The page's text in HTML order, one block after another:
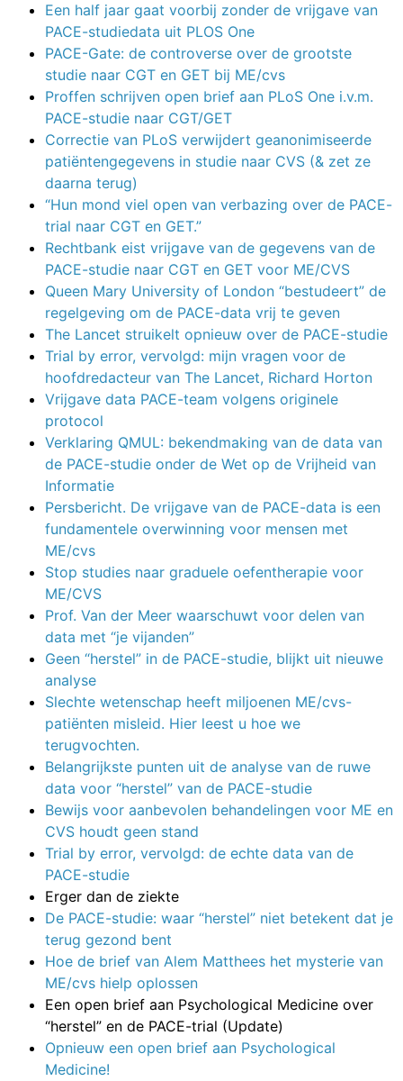
Een half jaar gaat voorbij zonder de vrijgave van
PACE-studiedata uit PLOS One
PACE-Gate: de controverse over de grootste
studie naar CGT en GET bij ME/cvs
Proffen schrijven open brief aan PLoS One i.v.m.
PACE-studie naar CGT/GET
Correctie van PLoS verwijdert geanonimiseerde
patiëntengegevens in studie naar CVS (& zet ze
daarna terug)
“Hun mond viel open van verbazing over de PACE-
trial naar CGT en GET.”
Rechtbank eist vrijgave van de gegevens van de
PACE-studie naar CGT en GET voor ME/CVS
Queen Mary University of London “bestudeert” de
regelgeving om de PACE-data vrij te geven
The Lancet struikelt opnieuw over de PACE-studie
Trial by error, vervolgd: mijn vragen voor de
hoofdredacteur van The Lancet, Richard Horton
Vrijgave data PACE-team volgens originele
protocol
Verklaring QMUL: bekendmaking van de data van
de PACE-studie onder de Wet op de Vrijheid van
Informatie
Persbericht. De vrijgave van de PACE-data is een
fundamentele overwinning voor mensen met
ME/cvs
Stop studies naar graduele oefentherapie voor
ME/CVS
Prof. Van der Meer waarschuwt voor delen van
data met “je vijanden”
Geen “herstel” in de PACE-studie, blijkt uit nieuwe
analyse
Slechte wetenschap heeft miljoenen ME/cvs-
patiënten misleid. Hier leest u hoe we
terugvochten.
Belangrijkste punten uit de analyse van de ruwe
data voor “herstel” van de PACE-studie
Bewijs voor aanbevolen behandelingen voor ME en
CVS houdt geen stand
Trial by error, vervolgd: de echte data van de
PACE-studie
Erger dan de ziekte
De PACE-studie: waar “herstel” niet betekent dat je
terug gezond bent
Hoe de brief van Alem Matthees het mysterie van
ME/cvs hielp oplossen
Een open brief aan Psychological Medicine over
“herstel” en de PACE-trial (Update)
Opnieuw een open brief aan Psychological
Medicine!